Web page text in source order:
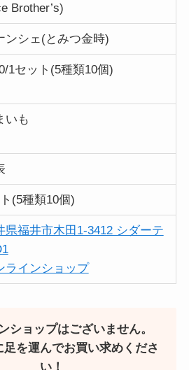
Brother’s)
ンシェ(とみつ金時)
1セット(5種類10個)
いも
(5種類10個)
県福井市木田1-3412 シダーテ
ラインショップ
ショップはございません。
足を運んでお買い求めくださ
い！